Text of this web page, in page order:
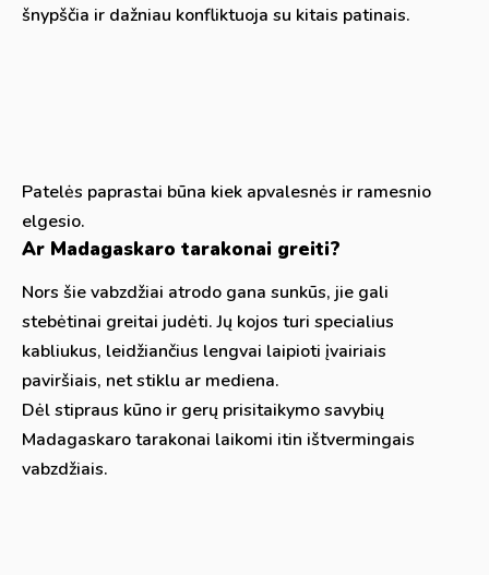
šnypščia ir dažniau konfliktuoja su kitais patinais.
Patelės paprastai būna kiek apvalesnės ir ramesnio
elgesio.
Ar Madagaskaro tarakonai greiti?
Nors šie vabzdžiai atrodo gana sunkūs, jie gali
stebėtinai greitai judėti. Jų kojos turi specialius
kabliukus, leidžiančius lengvai laipioti įvairiais
paviršiais, net stiklu ar mediena.
Dėl stipraus kūno ir gerų prisitaikymo savybių
Madagaskaro tarakonai laikomi itin ištvermingais
vabzdžiais.